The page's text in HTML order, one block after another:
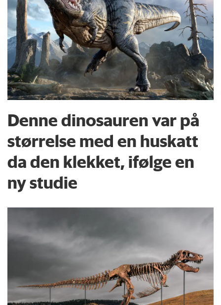
Denne dinosauren var på
størrelse med en huskatt
da den klekket, ifølge en
ny studie